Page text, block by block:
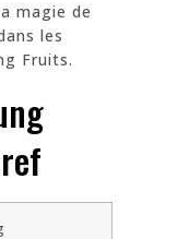
magie de
les
Fruits.